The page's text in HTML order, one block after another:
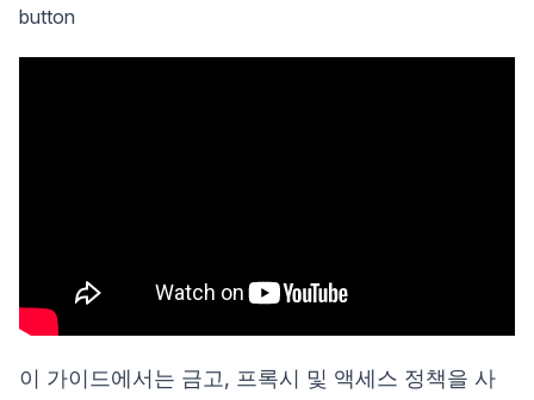
button
이 가이드에서는 금고, 프록시 및 액세스 정책을 사